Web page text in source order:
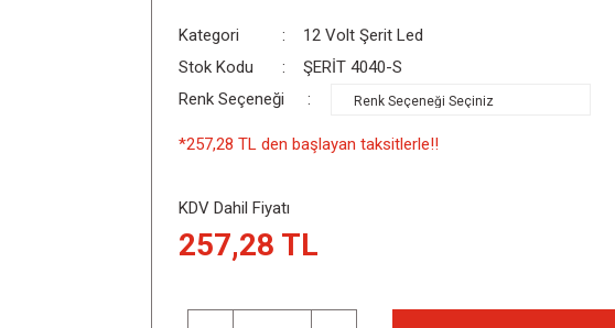
Kategori
12 Volt Şerit Led
Stok Kodu
ŞERİT 4040-S
Renk Seçeneği
*257,28 TL den başlayan taksitlerle!!
KDV Dahil Fiyatı
257,28 TL